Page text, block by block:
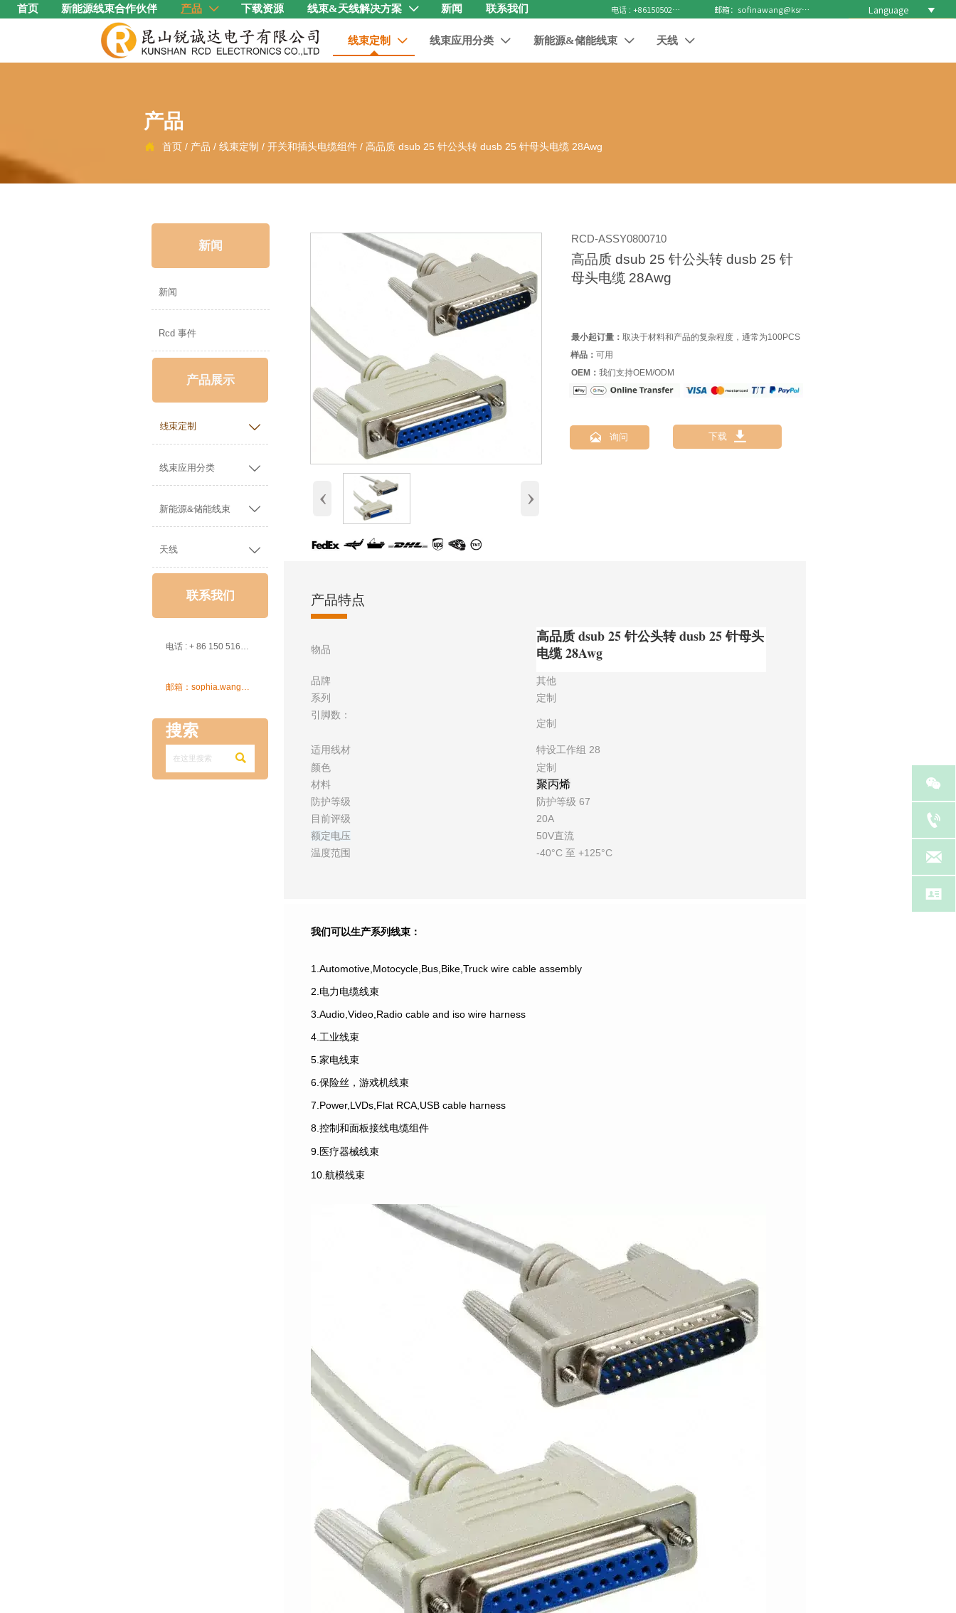
首页 新能源线束合作伙伴 产品  下载资源 线束&天线解决方案  新闻 联系我们 电话 : +8615050271688 邮箱：sofinawang@ksrcd.com Language 
线束定制  线束应用分类  新能源&储能线束  天线 
产品
 首页 / 产品 /线束定制 /开关和插头电缆组件 /高品质 dsub 25 针公头转 dusb 25 针母头电缆 28Awg
新闻
新闻
Rcd 事件
产品展示
线束定制 
线束应用分类 
新能源&储能线束 
天线 
联系我们
电话 : + 86 150 5162 5639

搜索

‹ ›
RCD-ASSY0800710
高品质 dsub 25 针公头转 dusb 25 针
母头电缆 28Awg
最小起订量： 取决于材料和产品的复杂程度，通常为100PCS
样品：可用
OEM： 我们支持OEM/ODM
 询问 下载 
产品特点
物品
高品质 dsub 25 针公头转 dusb 25 针母头
电缆 28Awg
品牌
其他
系列
定制
引脚数：
定制
适用线材
特设工作组 28
颜色
定制
材料
聚丙烯
防护等级
防护等级 67
目前评级
20A
额定电压
50V直流
温度范围
-40°C 至 +125°C
我们可以生产系列线束：
1.Automotive,Motocycle,Bus,Bike,Truck wire cable assembly
2.电力电缆线束
3.Audio,Video,Radio cable and iso wire harness
4.工业线束
5.家电线束
6.保险丝，游戏机线束
7.Power,LVDs,Flat RCA,USB cable harness
8.控制和面板接线电缆组件
9.医疗器械线束
10.航模线束



